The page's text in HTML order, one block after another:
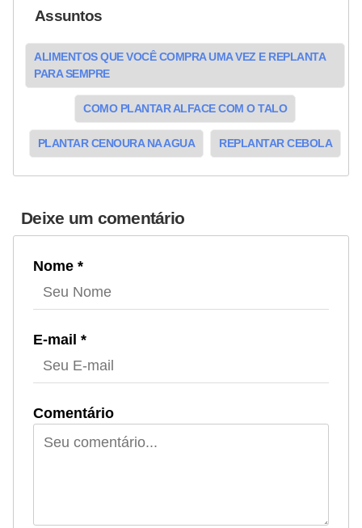
Assuntos
ALIMENTOS QUE VOCÊ COMPRA UMA VEZ E REPLANTA
PARA SEMPRE
COMO PLANTAR ALFACE COM O TALO
PLANTAR CENOURA NA AGUA REPLANTAR CEBOLA
Deixe um comentário
Nome *
E-mail *
Comentário